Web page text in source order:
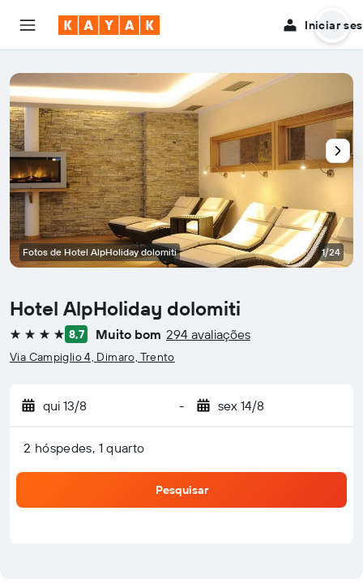
Iniciar
Hotel AlpHoliday dolomiti
4 estrelas 8,7 Muito bom 294 avaliações
Via Campiglio 4, Dimaro, Trento
qui 13/8 - sex 14/8
2 hóspedes, 1 quarto
Pesquisar
Fotos de Hotel AlpHoliday dolomiti 1/24